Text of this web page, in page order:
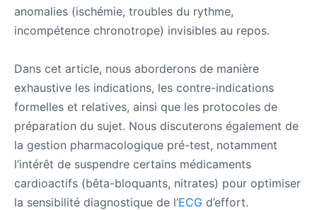
anomalies (ischémie, troubles du rythme,
incompétence chronotrope) invisibles au repos.
Dans cet article, nous aborderons de manière
exhaustive les indications, les contre-indications
formelles et relatives, ainsi que les protocoles de
préparation du sujet. Nous discuterons également de
la gestion pharmacologique pré-test, notamment
l’intérêt de suspendre certains médicaments
cardioactifs (bêta-bloquants, nitrates) pour optimiser
la sensibilité diagnostique de l’ECG d’effort.